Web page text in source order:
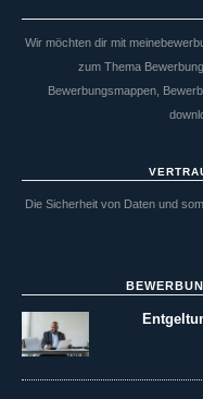
Wir möchten dir mit
zum Thema
Bewerbungsmappen,
Die Sicherheit von Daten und